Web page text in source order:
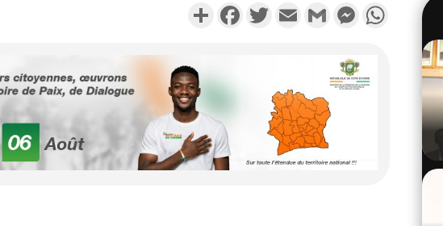
PartagerFacebookTwitterEmail Gmail MessengerWhatsApp
POLITIQUE
Côte d'Ivoire : Décrispation ?
Mamadou Traoré ex
conseiller de Soro a recou...